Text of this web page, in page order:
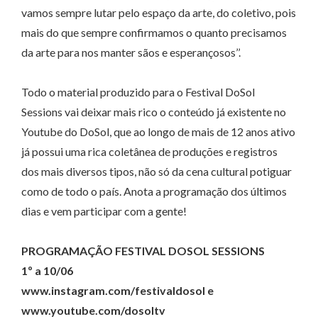
vamos sempre lutar pelo espaço da arte, do coletivo, pois
mais do que sempre confirmamos o quanto precisamos
da arte para nos manter sãos e esperançosos’’.
Todo o material produzido para o Festival DoSol
Sessions vai deixar mais rico o conteúdo já existente no
Youtube do DoSol, que ao longo de mais de 12 anos ativo
já possui uma rica coletânea de produções e registros
dos mais diversos tipos, não só da cena cultural potiguar
como de todo o país. Anota a programação dos últimos
dias e vem participar com a gente!
PROGRAMAÇÃO FESTIVAL DOSOL SESSIONS
1º a 10/06
www.instagram.com/festivaldosol e
www.youtube.com/dosoltv